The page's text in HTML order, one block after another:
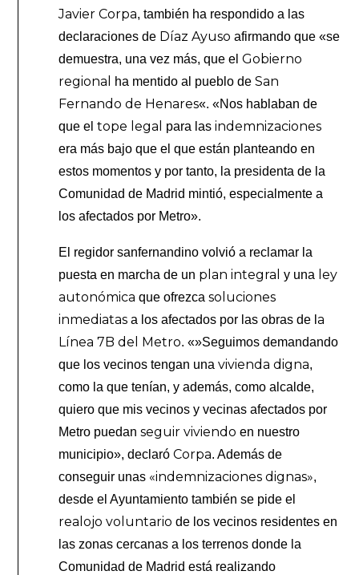
Javier Corpa, también ha respondido a las
declaraciones de Díaz Ayuso afirmando que «se
demuestra, una vez más, que elGobierno
regional
ha mentido al pueblo deSan
Fernando de Henares«. «Nos hablabande
que el tope legal para lasindemnizaciones
era más bajo que el que están planteando en
estos momentos y por tanto, la presidenta de la
Comunidad de Madrid mintió, especialmente a
los afectados por Metro».
El regidor sanfernandino volvió a reclamar la
puesta en marcha de un plan integral y una ley
autonómica que ofrezcasoluciones
inmediatas a los afectados por las obras de la
Línea 7B del Metro. «»Seguimos demandando
que los vecinos tengan unavivienda digna,
como la que tenían, y además, como alcalde,
quiero que mis vecinos y vecinas afectados por
Metro puedanseguir viviendo en nuestro
municipio», declaró Corpa. Además de
conseguir unas «indemnizaciones dignas»,
desde el Ayuntamiento también se pide el
realojo voluntario de los vecinos residentes en
las zonas cercanas a los terrenos donde la
Comunidad de Madrid está realizando